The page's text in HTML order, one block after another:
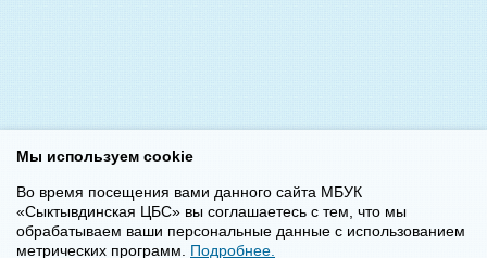
Мы используем cookie
Во время посещения вами данного сайта МБУК
«Сыктывдинская ЦБС» вы соглашаетесь с тем, что мы
обрабатываем ваши персональные данные с использованием
метрических программ. Подробнее.